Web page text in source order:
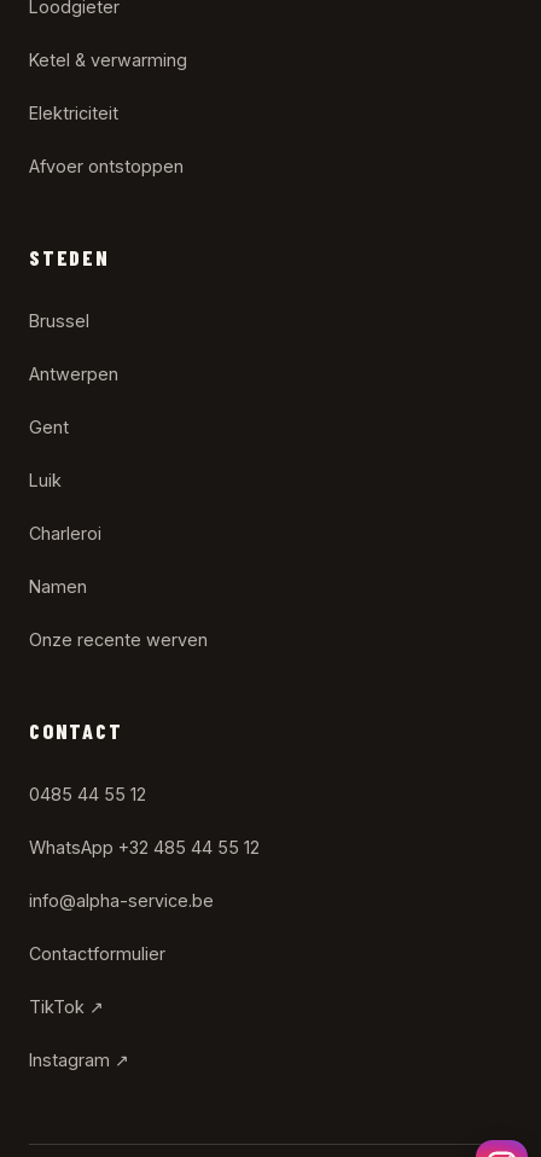
Loodgieter
Ketel & verwarming
Elektriciteit
Afvoer ontstoppen
STEDEN
Brussel
Antwerpen
Gent
Luik
Charleroi
Namen
Onze recente werven
CONTACT
0485 44 55 12
WhatsApp +32 485 44 55 12
info@alpha-service.be
Contactformulier
TikTok ↗
Instagram ↗